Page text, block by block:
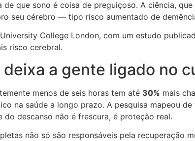
de que sono é coisa de preguiçoso. A ciência,
seu cérebro — tipo risco aumentado de
College London, com um estudo
risco cerebral.
deixa a gente ligado no
menos de seis horas tem até 30% mais
na saúde a longo prazo. A pesquisa mapeou
do descanso não é frescura, é proteção real.
não só são responsáveis pela recuperação